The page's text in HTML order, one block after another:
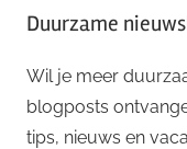
Duurzame
Wil je meer
blogposts
tips, nieuws en